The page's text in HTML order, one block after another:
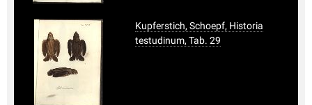
Kupferstich, Schoepf, Historia
testudinum, Tab. 29